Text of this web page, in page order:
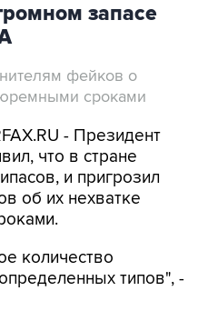
запасе
фейков о
сроками
- Президент
что в стране
и пригрозил
об их нехватке
количество
типов", -